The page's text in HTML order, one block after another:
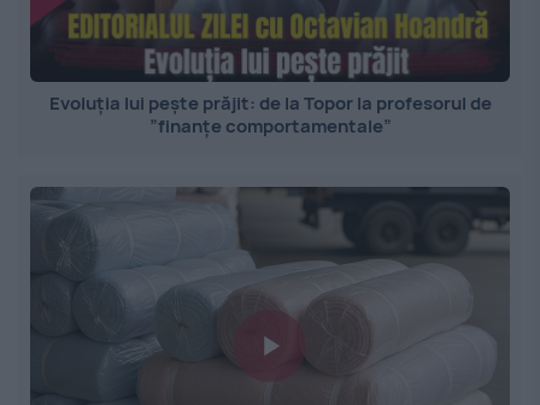
Evoluția lui pește prăjit: de la Topor la profesorul de
”finanțe comportamentale”